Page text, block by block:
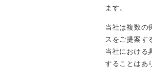
ます。
当社は複数の
スをご提案す
当社における
することはあ